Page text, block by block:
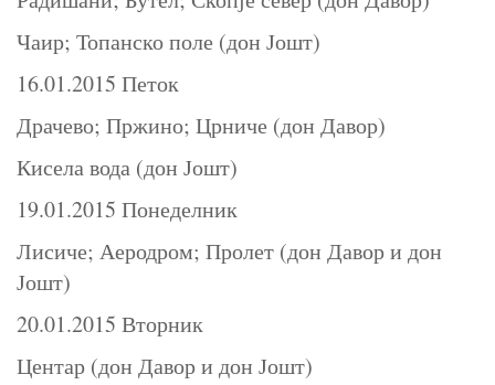
Чаир; Топанско поле (дон Јошт)
16.01.2015 Петок
Драчево; Пржино; Црниче (дон Давор)
Кисела вода (дон Јошт)
19.01.2015 Понеделник
Лисиче; Аеродром; Пролет (дон Давор и дон
Јошт)
20.01.2015 Вторник
Центар (дон Давор и дон Јошт)